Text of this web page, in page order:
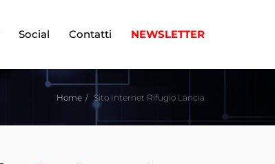
Social Contatti NEWSLETTER
Home Sito Internet Rifugio Lancia